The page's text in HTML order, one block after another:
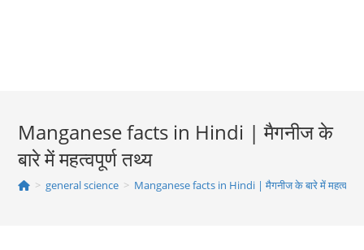
Manganese facts in Hindi | मैगनीज के
बारे में महत्‍वपूर्ण तथ्‍य
> general science > Manganese facts in Hindi | मैगनीज के बारे में महत्‍वपूर्ण